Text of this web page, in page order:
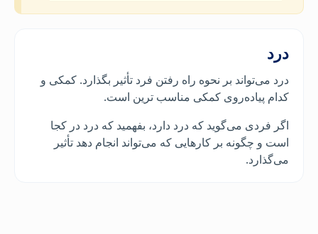
درد
درد می‌تواند بر نحوه راه رفتن فرد تأثیر بگذارد. کمکی و
کدام پیاده‌روی کمکی مناسب ترین است.
اگر فردی می‌گوید که درد دارد، بفهمید که درد در کجا
است و چگونه بر کارهایی که می‌تواند انجام دهد تأثیر
می‌گذارد.